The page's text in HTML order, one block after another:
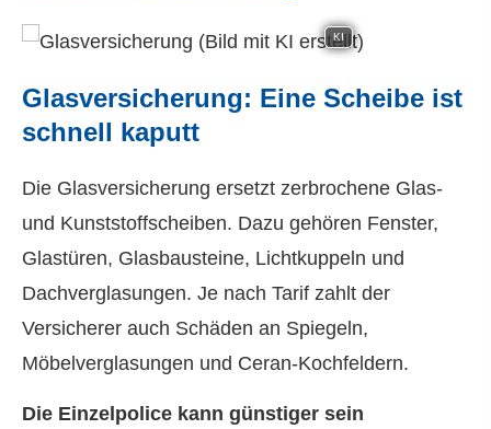
KI
Glasversicherung: Eine Scheibe ist
schnell kaputt
Die Glasversicherung ersetzt zerbrochene Glas-
und Kunststoffscheiben. Dazu gehören Fenster,
Glastüren, Glasbausteine, Lichtkuppeln und
Dachverglasungen. Je nach Tarif zahlt der
Versicherer auch Schäden an Spiegeln,
Möbelverglasungen und Ceran-Kochfeldern.
Die Einzelpolice kann günstiger sein